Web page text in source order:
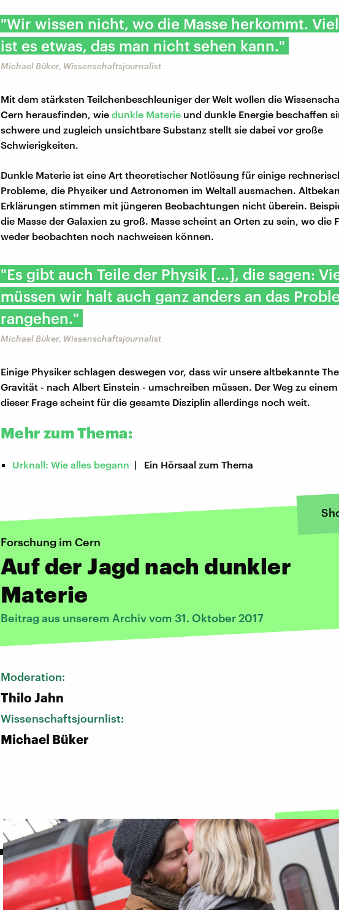
"Wir wissen nicht, wo die Masse herkommt.
ist es etwas, das man nicht sehen kann."
Michael Büker, Wissenschaftsjournalist
Mit dem stärksten Teilchenbeschleuniger der Welt wollen die
Cern herausfinden, wie dunkle Materie und dunkle Energie beschaffen
schwere und zugleich unsichtbare Substanz stellt sie dabei vor große
Schwierigkeiten.
Dunkle Materie ist eine Art theoretischer Notlösung für einige
Probleme, die Physiker und Astronomen im Weltall ausmachen.
Erklärungen stimmen mit jüngeren Beobachtungen nicht überein.
die Masse der Galaxien zu groß. Masse scheint an Orten zu sein, wo die
weder beobachten noch nachweisen können.
"Es gibt auch Teile der Physik [...], die sagen:
müssen wir halt auch ganz anders an das
rangehen."
Michael Büker, Wissenschaftsjournalist
Einige Physiker schlagen deswegen vor, dass wir unsere altbekannte
Gravität - nach Albert Einstein - umschreiben müssen. Der Weg zu
dieser Frage scheint für die gesamte Disziplin allerdings noch weit.
Mehr zum Thema:
Urknall: Wie alles begann | Ein Hörsaal zum Thema
Forschung im Cern
Auf der Jagd nach dunkler
Materie
Beitrag aus unserem Archiv vom 31. Oktober 2017
Moderation:
Thilo Jahn
Wissenschaftsjournlist:
Michael Büker